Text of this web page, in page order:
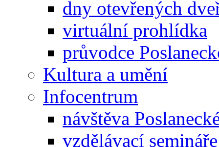
dny otevřených
virtuální prohlídka
průvodce
Kultura a umění
Infocentrum
návštěva
vzdělávací semináře